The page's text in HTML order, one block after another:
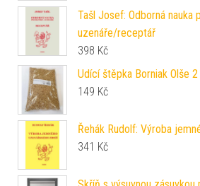
Tašl Josef: Odborná nauka
uzenáře/receptář
398 Kč
Udící štěpka Borniak Olše
149 Kč
Řehák Rudolf: Výroba
341 Kč